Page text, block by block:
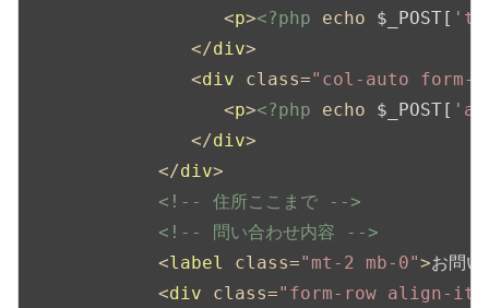
<p><?php echo $_POST[
</div>
<div class="col-auto form-
<p><?php echo $_POST[
</div>
</div>
<!-- 住所ここまで -->
<!-- 問い合わせ内容 -->
<label class="mt-2 mb-0">お問い
<div class="form-row align-